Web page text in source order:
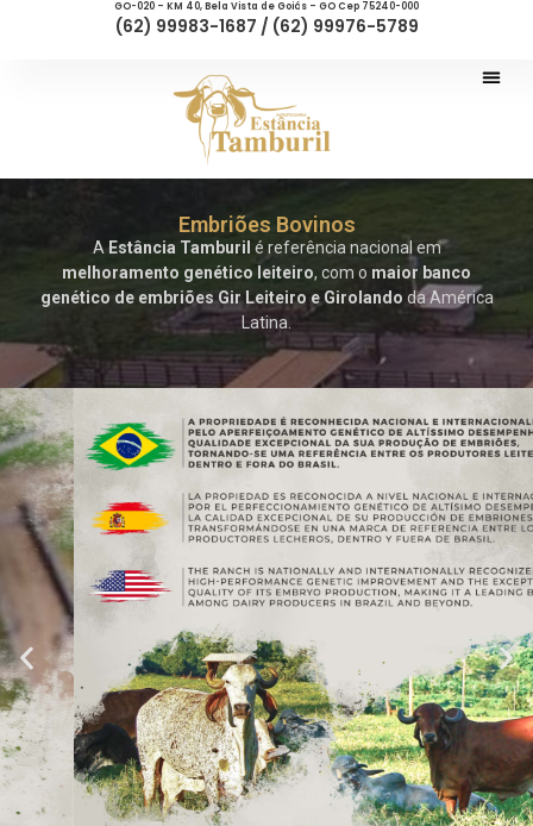
GO-020 – KM 40, Bela Vista de Goiás – GO Cep 75240-000
(62) 99983-1687 / (62) 99976-5789
Embriões Bovinos
A Estância Tamburil é referência nacional em
melhoramento genético leiteiro, com o maior banco
genético de embriões Gir Leiteiro e Girolando da América
Latina.